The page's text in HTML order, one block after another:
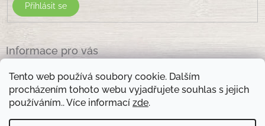
Tento web používá soubory cookie. Dalším
procházením tohoto webu vyjadřujete souhlas s jejich
používáním.. Více informací zde.
Přihlásit se
Informace pro vás
Obchodní podmínky
Podmínky ochrany osobních údajů
Kontakty